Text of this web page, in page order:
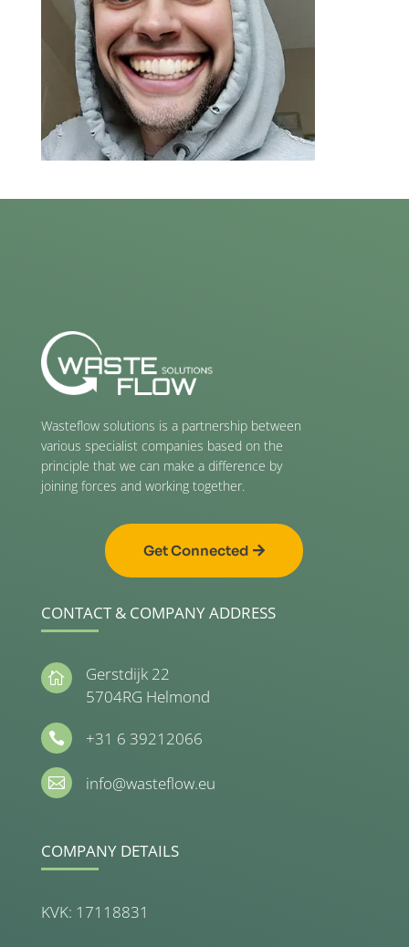
Wasteflow solutions is a partnership between
various specialist companies based on the
principle that we can make a difference by
joining forces and working together.
Get Connected
CONTACT & COMPANY ADDRESS

Gerstdijk 22
5704RG Helmond
 +31 6 39212066
 info@wasteflow.eu
COMPANY DETAILS
KVK: 17118831